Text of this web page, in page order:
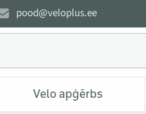
pood@veloplus.ee
Velo apģērbs